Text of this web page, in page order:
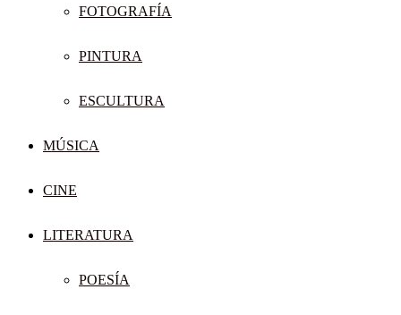
FOTOGRAFÍA
PINTURA
ESCULTURA
MÚSICA
CINE
LITERATURA
POESÍA